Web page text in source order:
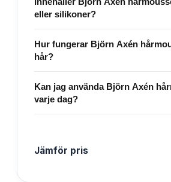
eller silikoner?
Hur fungerar Björn Axén
hår?
Kan jag använda Björn Axén
varje dag?
Jämför pris